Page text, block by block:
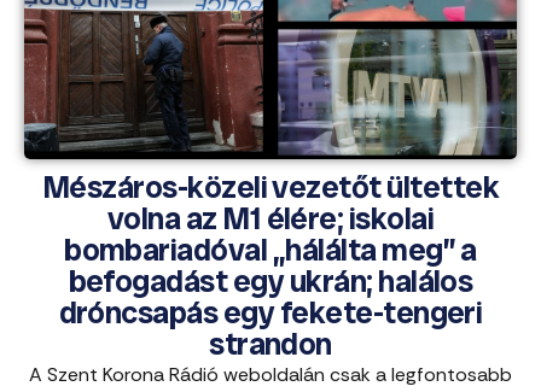
Mészáros-közeli vezetőt ültettek
volna az M1 élére; iskolai
bombariadóval „hálálta meg” a
befogadást egy ukrán; halálos
dróncsapás egy fekete-tengeri
strandon
A Szent Korona Rádió weboldalán csak a legfontosabb